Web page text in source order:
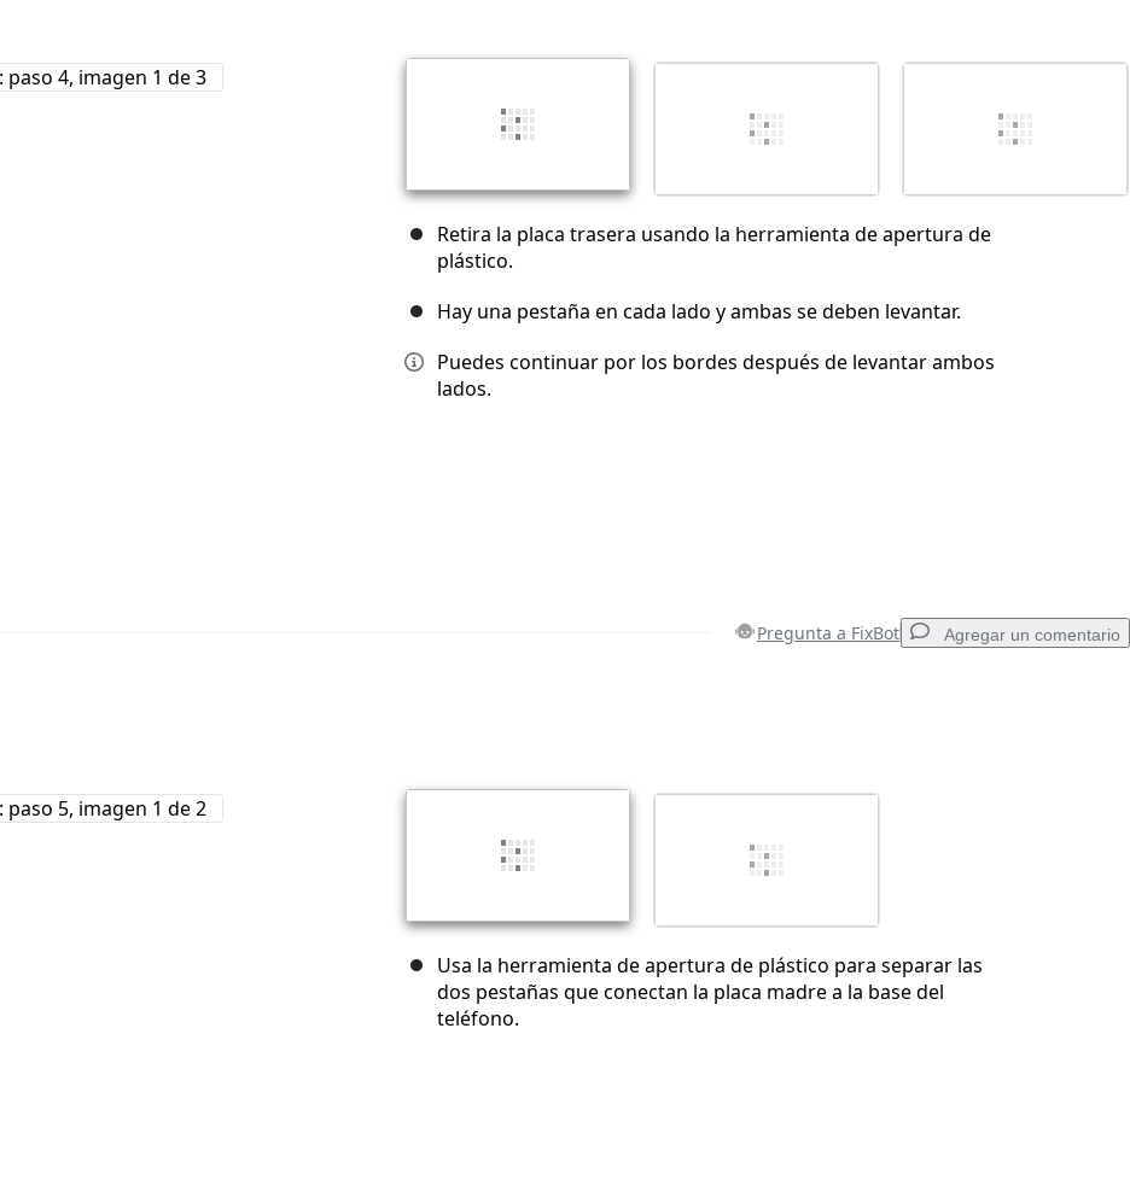
Publicar comentario
Retira la placa trasera usando la herramienta de apertura de
plástico.
Hay una pestaña en cada lado y ambas se deben levantar.
Puedes continuar por los bordes después de levantar ambos
lados.
Pregunta a FixBot Agregar un comentario
Usa la herramienta de apertura de plástico para separar las
dos pestañas que conectan la placa madre a la base del
teléfono.